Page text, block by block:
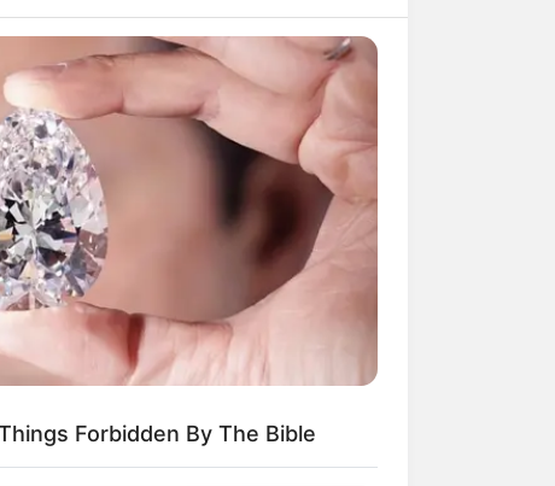
Vielfalt der Vogelwelt auf unserer
Flugschauen und Tierfütterungen.
Tierpark von Güstrow. Gezeigt
Wegen aus, wie einer
zu beobachten sind.
Forbidden By The Bible
Bullock's Actual Size Might
You - Take A Look!